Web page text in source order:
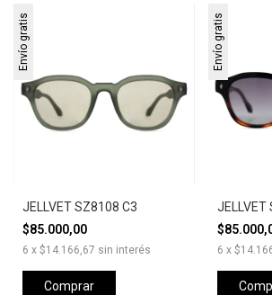
Envío gratis
JELLVET SZ8108 C3
$85.000,00
6 x $14.166,67 sin interés
Comprar
Envío gratis
JELLVET
6 x